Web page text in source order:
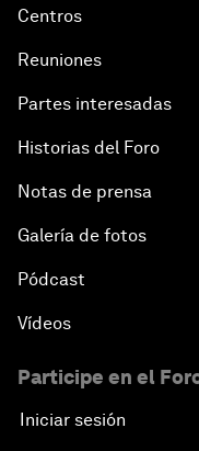
Centros
Reuniones
Partes interesadas
Historias del Foro
Notas de prensa
Galería de fotos
Pódcast
Vídeos
Participe en el
Iniciar sesión